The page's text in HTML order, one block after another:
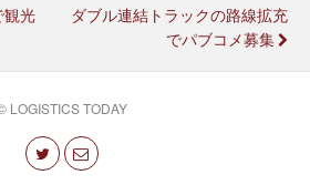
観光
ダブル連結トラックの路線拡充
でパブコメ募集
LOGISTICS TODAY